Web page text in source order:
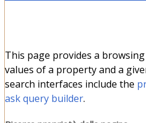
This page provides a
values of a property and a
search interfaces include the
ask query builder.